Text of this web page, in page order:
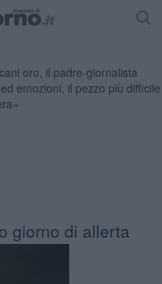
giorno di allerta